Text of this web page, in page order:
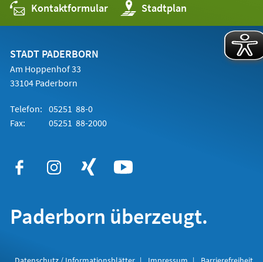
Kontaktformular Stadtplan
(Öffnet
in
einem
STADT PADERBORN
Am Hoppenhof 33
33104 Paderborn
Telefon: 05251 88-0
Fax:
05251 88-2000
Paderborn überzeugt.